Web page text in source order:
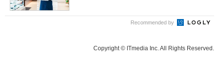
Recommended by
Copyright © ITmedia Inc. All Rights Reserved.